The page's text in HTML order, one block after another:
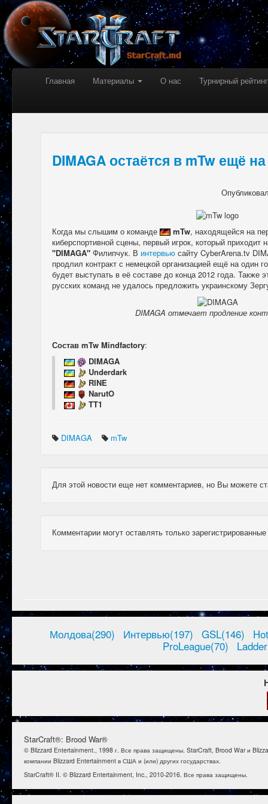
Главная Материалы О нас Турнирный рейтинг
DIMAGA остаётся в mTw ещё
Когда мы слышим о команде mTw, находящейся на
киберспортивной сцены, первый игрок, который приходит
"DIMAGA" Филипчук. В интервью сайту CyberArena.tv
продлил контракт с немецкой организацией ещё на один
будет выступать в её составе до конца 2012 года. Также
русских команд не удалось предложить украинскому
DIMAGA отмечает продление
Состав mTw Mindfactory:
DIMAGA
Underdark
RINE
NarutO
TT1
DIMAGA mTw
Для этой новости еще нет комментариев, но Вы можете
Комментарии могут оставлять только
Молдова(290) Интервью(197) GSL(146)
ProLeague(70)
StarCraft®: Brood War®
© Blizzard Entertainment., 1998 г. Все права защищены. StarCraft, Brood War и
компании Blizzard Entertainment в США и (или) других государствах.
StarCraft® II. © Blizzard Entertainment, Inc., 2010-2016. Все права защищены.